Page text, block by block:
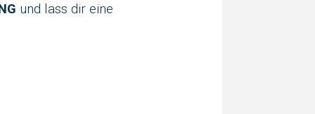
und lass dir eine